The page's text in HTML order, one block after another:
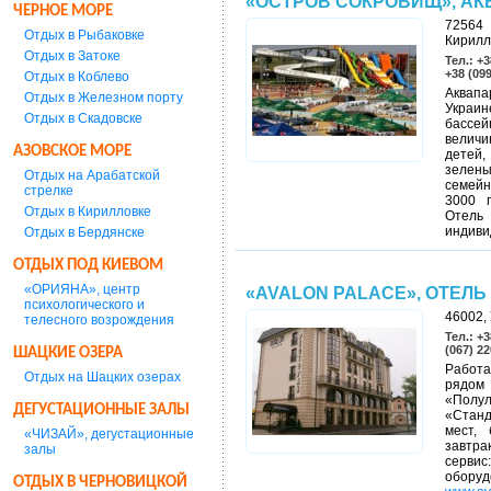
ЧЕРНОЕ МОРЕ
Отдых в Рыбаковке
Отдых в Затоке
Отдых в Коблево
Отдых в Железном порту
Отдых в Скадовске
АЗОВСКОЕ МОРЕ
Отдых на Арабатской
стрелке
Отдых в Кирилловке
Отдых в Бердянске
ОТДЫХ ПОД КИЕВОМ
«ОРИЯНА», центр
психологического и
телесного возрождения
ШАЦКИЕ ОЗЕРА
Отдых на Шацких озерах
ДЕГУСТАЦИОННЫЕ ЗАЛЫ
«ЧИЗАЙ», дегустационные
залы
ОТДЫХ В ЧЕРНОВИЦКОЙ
72564
Тел.:
+38
3000
«AVALON PALACE», ОТЕЛЬ
46002,
Тел.:
(067)
рядом
мест,